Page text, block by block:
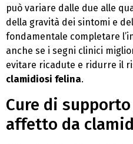
può variare dalle due alle
della gravità dei sintomi e
fondamentale completare
anche se i segni clinici
evitare ricadute e ridurre il
clamidiosi felina.
Cure di
affetto da